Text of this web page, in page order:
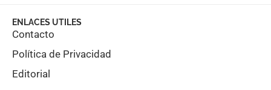
ENLACES UTILES
Contacto
Política de Privacidad
Editorial